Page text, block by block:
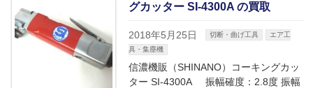
グカッター SI-4300A の買取
2018年5月25日 切断・曲げ工具
エア工
具・集塵機
信濃機販（SHINANO）コーキングカッ
ター SI-4300A 振幅確度：2.8度 振幅